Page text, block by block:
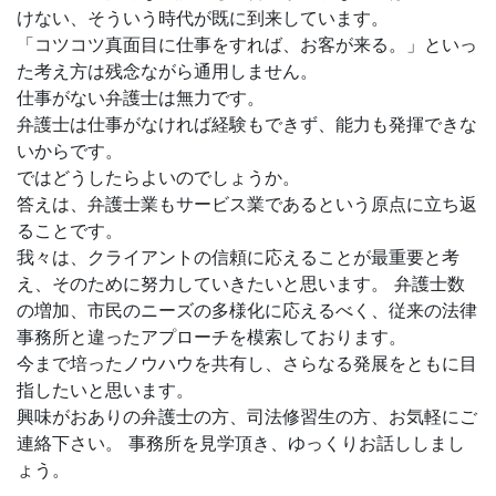
けない、そういう時代が既に到来しています。
「コツコツ真面目に仕事をすれば、お客が来る。」といっ
た考え方は残念ながら通用しません。
仕事がない弁護士は無力です。
弁護士は仕事がなければ経験もできず、能力も発揮できな
いからです。
ではどうしたらよいのでしょうか。
答えは、弁護士業もサービス業であるという原点に立ち返
ることです。
我々は、クライアントの信頼に応えることが最重要と考
え、そのために努力していきたいと思います。 弁護士数
の増加、市民のニーズの多様化に応えるべく、従来の法律
事務所と違ったアプローチを模索しております。
今まで培ったノウハウを共有し、さらなる発展をともに目
指したいと思います。
興味がおありの弁護士の方、司法修習生の方、お気軽にご
連絡下さい。 事務所を見学頂き、ゆっくりお話ししまし
ょう。